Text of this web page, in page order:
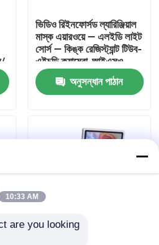
ভিডিও রিইনফোর্সড ল্যারিঞ্জিয়াল
মাস্ক এয়ারওয়ে — এলইডি লাইট
সোর্স — কিঙ্ক রেজিস্ট্যান্ট টিউব-
এইচডি ক্যামেরা-আইএসও
অনুসন্ধান পাঠান
10:33 AM
are you looking